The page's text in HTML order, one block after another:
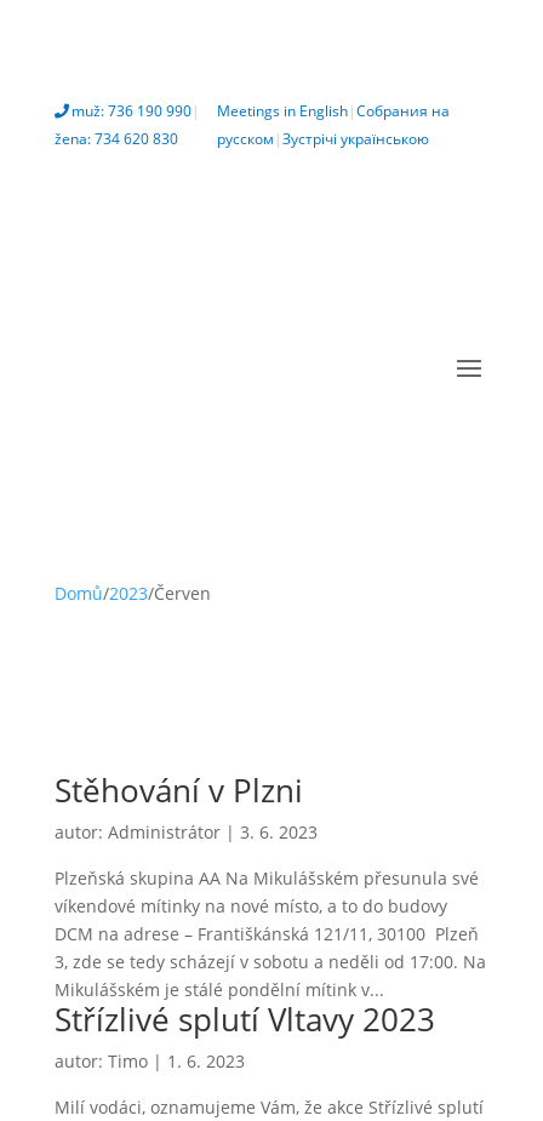
muž: 736 190 990|
žena: 734 620 830
Meetings in English|Собрания на
русском |Зустрічі українською
Domů/2023/Červen
Stěhování v Plzni
autor: Administrátor| 3. 6. 2023
Plzeňská skupina AA Na Mikulášském přesunula své
víkendové mítinky na nové místo, a to do budovy
DCM na adrese – Františkánská 121/11, 30100 Plzeň
3, zde se tedy scházejí v sobotu a neděli od 17:00. Na
Mikulášském je stálé pondělní mítink v...
Střízlivé splutí Vltavy 2023
autor: Timo| 1. 6. 2023
Milí vodáci, oznamujeme Vám, že akce Střízlivé splutí